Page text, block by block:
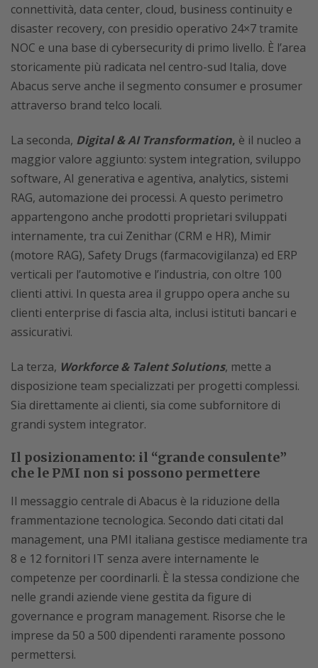
connettività, data center, cloud, business continuity e
disaster recovery, con presidio operativo 24×7 tramite
NOC e una base di cybersecurity di primo livello. È l’area
storicamente più radicata nel centro-sud Italia, dove
Abacus serve anche il segmento consumer e prosumer
attraverso brand telco locali.
La seconda, Digital & AI Transformation, è il nucleo a
maggior valore aggiunto: system integration, sviluppo
software, AI generativa e agentiva, analytics, sistemi
RAG, automazione dei processi. A questo perimetro
appartengono anche prodotti proprietari sviluppati
internamente, tra cui Zenithar (CRM e HR), Mimir
(motore RAG), Safety Drugs (farmacovigilanza) ed ERP
verticali per l’automotive e l’industria, con oltre 100
clienti attivi. In questa area il gruppo opera anche su
clienti enterprise di fascia alta, inclusi istituti bancari e
assicurativi.
La terza, Workforce & Talent Solutions, mette a
disposizione team specializzati per progetti complessi.
Sia direttamente ai clienti, sia come subfornitore di
grandi system integrator.
Il posizionamento: il “grande consulente”
che le PMI non si possono permettere
Il messaggio centrale di Abacus è la riduzione della
frammentazione tecnologica. Secondo dati citati dal
management, una PMI italiana gestisce mediamente tra
8 e 12 fornitori IT senza avere internamente le
competenze per coordinarli. È la stessa condizione che
nelle grandi aziende viene gestita da figure di
governance e program management. Risorse che le
imprese da 50 a 500 dipendenti raramente possono
permettersi.